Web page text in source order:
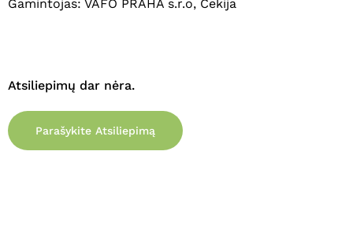
Gamintojas: VAFO PRAHA s.r.o, Čekija
Atsiliepimų dar nėra.
Parašykite Atsiliepimą